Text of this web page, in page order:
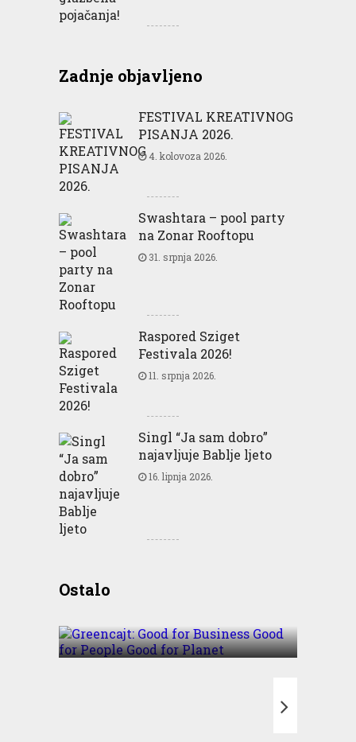
Zadnje objavljeno
FESTIVAL KREATIVNOG
PISANJA 2026.
4. kolovoza 2026.
Swashtara – pool party
na Zonar Rooftopu
31. srpnja 2026.
Raspored Sziget
Festivala 2026!
11. srpnja 2026.
Singl “Ja sam dobro”
najavljuje Bablje ljeto
16. lipnja 2026.
OstaloBusiness Good for People